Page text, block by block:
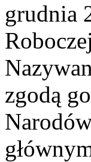
grudnia
zgodą